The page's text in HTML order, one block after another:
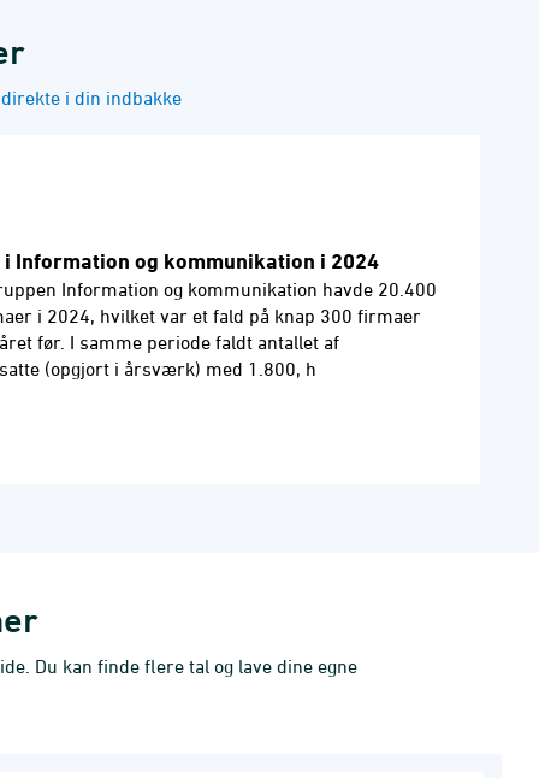
i din indbakke
i Information og kommunikation i 2024
Information og kommunikation havde 20.400
i 2024, hvilket var et fald på knap 300 firmaer
før. I samme periode faldt antallet af
(opgjort i årsværk) med 1.800, h
Du kan finde flere tal og lave dine egne